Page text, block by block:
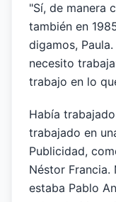
"Sí, de manera
también en
digamos,
necesito
trabajo en lo
Había
trabajado en
Publicidad,
Néstor Francia.
estaba Pablo